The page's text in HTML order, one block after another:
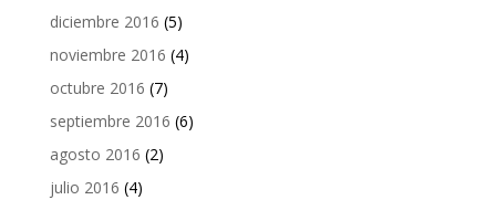
diciembre 2016 (5)
noviembre 2016 (4)
octubre 2016 (7)
septiembre 2016 (6)
agosto 2016 (2)
julio 2016 (4)